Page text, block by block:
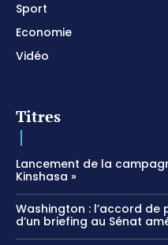
Sport
Economie
Vidéo
Titres
Lancement de la
Kinshasa »
Washington : l’accord de
d’un briefing au Sénat